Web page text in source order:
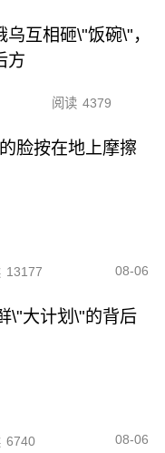
互相砸\"饭碗\"，
方
阅读 4379
脸按在地上摩擦
13177 08-06
\"大计划\"的背后
6740 08-06